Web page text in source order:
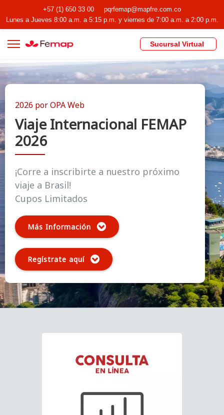
+57 (1) 650 33 00
pqrfemap@mapfre.com.co
Lunes a Jueves 8:00 a.m. a 5:15 p.m. y viernes de 7:00 a.m. a 2:00 p.m.
Sucursal Virtual
2026 por OPA Web
Viaje Internacional FEMAP
2026
¡Corre a inscribirte a nuestro próximo
viaje a Brasil!
Cupos Limitados
Más Información
Regístrate aquí
p.m.